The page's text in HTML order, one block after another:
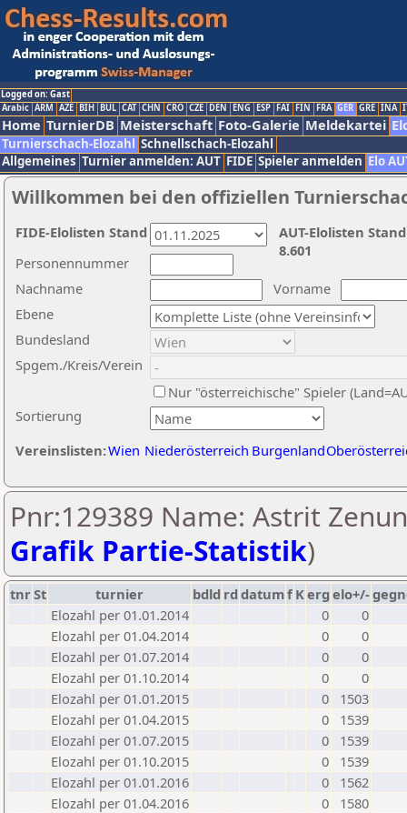
Logged on: Gast
Arabic ARM AZE BIH BUL CAT CHN CRO CZE DEN ENG ESP FAI FIN FRA GER GRE INA
Home TurnierDB Meisterschaft Foto-Galerie Meldekartei
Turnierschach-Elozahl Schnellschach-Elozahl
Allgemeines Turnier anmelden: AUT FIDE Spieler anmelden Elo
Willkommen bei den offiziellen
Nachname
Vorname
Ebene
Sortierung
Personennummer
Bundesland
Spgem./Kreis/Verein
Nur "österreichische" Spieler
Vereinslisten:Wien Niederösterreich Burgenland
AUT-Elolisten
8.601
FIDE-Elolisten Stand
Pnr:129389 Name: Astrit
Grafik Partie-Statistik)
tnrSt turnier bdld rd datumf Kerg elo+/-
Elozahl per 01.01.2014
0
0
Elozahl per 01.04.2014
0
0
Elozahl per 01.07.2014
0
0
Elozahl per 01.10.2014
0
0
Elozahl per 01.01.2015
0
1503
Elozahl per 01.04.2015
0
1539
Elozahl per 01.07.2015
0
1539
Elozahl per 01.10.2015
0
1539
Elozahl per 01.01.2016
0
1562
Elozahl per 01.04.2016
0
1580